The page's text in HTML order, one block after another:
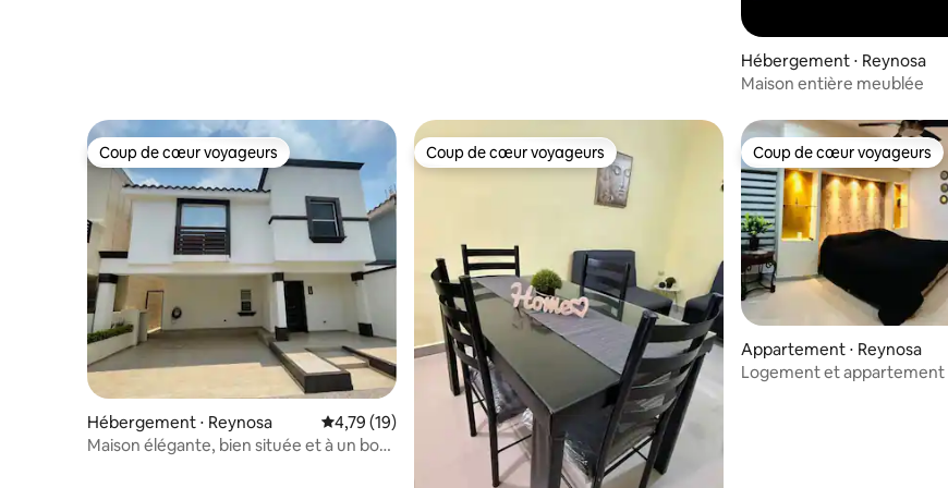
Hébergement ⋅ Reynosa
Maison entière meublée
Coup de cœur voyageurs
Coup de cœur voyageurs
Hébergement ⋅ Reynosa Évaluation moyenne sur la base de 19 commentaires : 4,79 sur 5
4,79 (19)
Maison élégante, bien située et à un bon
Coup de cœur voyageurs
Coup de cœur voyageurs Coup de cœur voyageurs
Coup de cœur voyageurs
Appartement ⋅ Reynosa
Logement et appartement